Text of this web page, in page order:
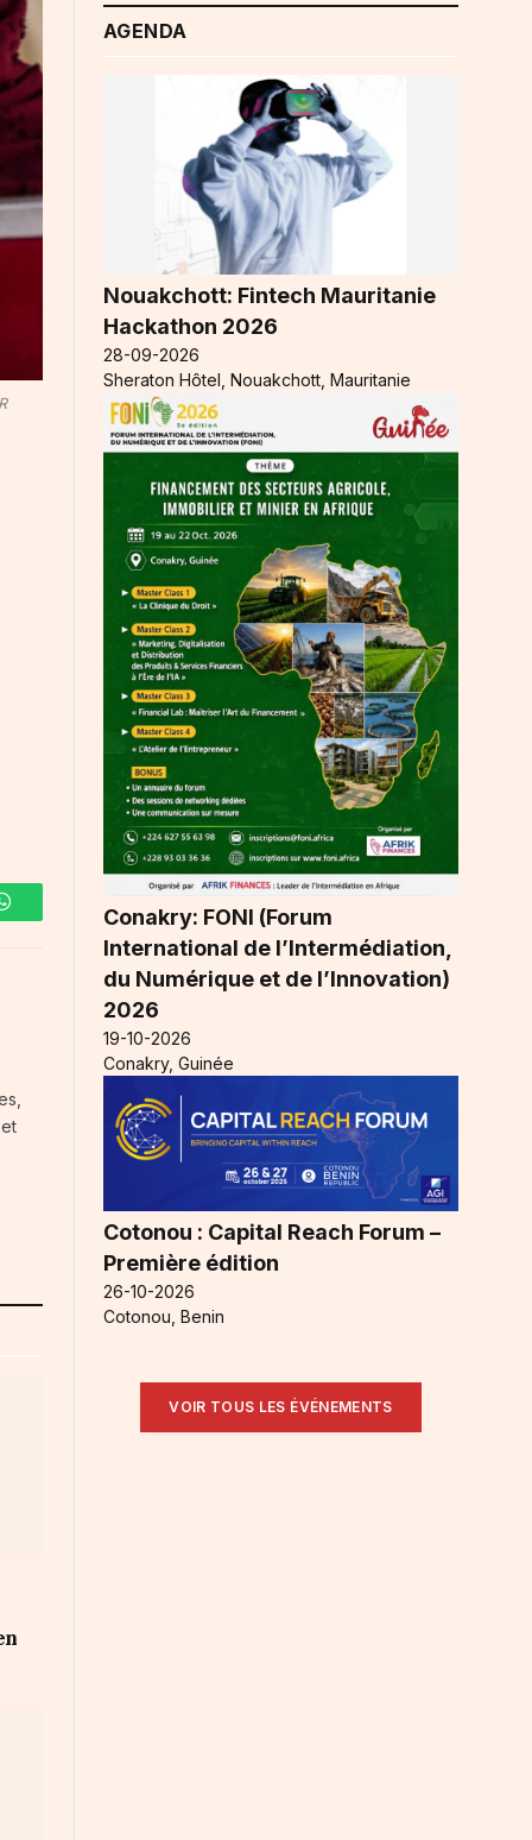
WhatsApp
AGENDA
Nouakchott: Fintech Mauritanie
Hackathon 2026
28-09-2026
Sheraton Hôtel, Nouakchott, Mauritanie
Conakry: FONI (Forum
International de l’Intermédiation,
du Numérique et de l’Innovation)
2026
19-10-2026
Conakry, Guinée
Cotonou : Capital Reach Forum –
Première édition
26-10-2026
Cotonou, Benin
VOIR TOUS LES ÉVÉNEMENTS